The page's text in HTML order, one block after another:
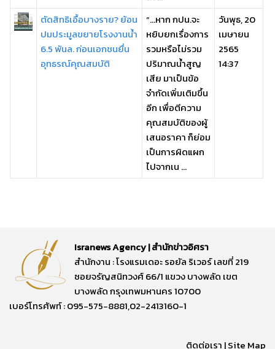
ตัดสิทธิเอื้อบางราย? ย้อน
ปมประมูลขยายโรงงานน้ำ
6.5 พันล. ก่อนเอกชนยื่น
อุทธรณ์คุณสมบัติ
“…หาก กปน.จะ
หยิบยกเรื่องการ
รวมหรือไม่รวม
ปริมาณน้ำสูญ
เสีย มาเป็นข้อ
จำกัดเพิ่มเติมขึ้น
อีก เพื่อตีความ
คุณสมบัติของผู้
เสนอราคา ก็ย่อม
เป็นการผิดแผก
ไปจากเน ...
วันพุธ, 20
เมษายน
2565
14:37
Isranews Agency | สำนักข่าวอิศรา
สำนักงาน : โรงแรมเดอะ รอยัล ริเวอร์ เลขที่ 219
ซอยจรัญสนิทวงศ์ 66/1 แขวง บางพลัด เขต
บางพลัด กรุงเทพมหานคร 10700
เบอร์โทรศัพท์ : 095-575-8881,02-2413160-1
ติดต่อเรา |Site Map